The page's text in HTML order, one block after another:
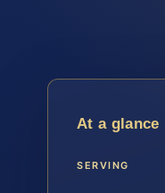
At a glance
SERVING